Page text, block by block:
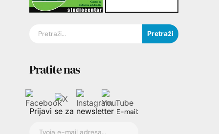
Pretraži
Pratite nas
Prijavi se za newsletter E-mail: